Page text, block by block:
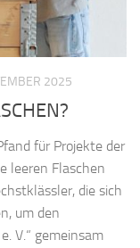
2025
für Projekte der
leeren Flaschen
die sich
um den
V.“ gemeinsam